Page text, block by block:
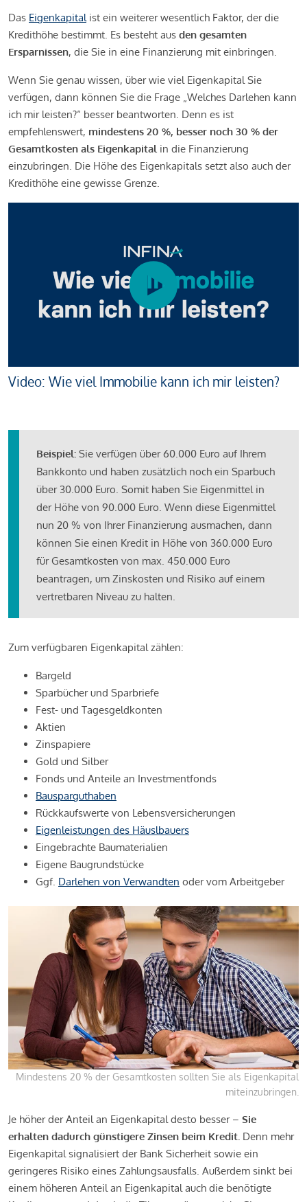
Das Eigenkapitalist ein weiterer wesentlich Faktor, der die
Kredithöhe bestimmt. Es besteht aus den gesamten
Ersparnissen, die Sie in eine Finanzierung mit einbringen.
Wenn Sie genau wissen, über wie viel Eigenkapital Sie
verfügen, dann können Sie die Frage „Welches Darlehen kann
ich mir leisten?“ besser beantworten. Denn es ist
empfehlenswert, mindestens 20 %, besser noch 30 % der
Gesamtkosten als Eigenkapital in die Finanzierung
einzubringen. Die Höhe des Eigenkapitals setzt also auch der
Kredithöhe eine gewisse Grenze.
Video: Wie viel Immobilie kann ich mir leisten?
Beispiel: Sie verfügen über 60.000 Euro auf Ihrem
Bankkonto und haben zusätzlich noch ein Sparbuch
über 30.000 Euro. Somit haben Sie Eigenmittel in
der Höhe von 90.000 Euro. Wenn diese Eigenmittel
nun 20 % von Ihrer Finanzierung ausmachen, dann
können Sie einen Kredit in Höhe von 360.000 Euro
für Gesamtkosten von max. 450.000 Euro
beantragen, um Zinskosten und Risiko auf einem
vertretbaren Niveau zu halten.
Zum verfügbaren Eigenkapital zählen:
Bargeld
Sparbücher und Sparbriefe
Fest- und Tagesgeldkonten
Aktien
Zinspapiere
Gold und Silber
Fonds und Anteile an Investmentfonds
Bausparguthaben
Rückkaufswerte von Lebensversicherungen
Eigenleistungen des Häuslbauers
Eingebrachte Baumaterialien
Eigene Baugrundstücke
Ggf. Darlehen von Verwandten oder vom Arbeitgeber
Mindestens 20 % der Gesamtkosten sollten Sie als Eigenkapital
miteinzubringen.
Je höher der Anteil an Eigenkapital desto besser – Sie
erhalten dadurch günstigere Zinsen beim Kredit. Denn mehr
Eigenkapital signalisiert der Bank Sicherheit sowie ein
geringeres Risiko eines Zahlungsausfalls. Außerdem sinkt bei
einem höheren Anteil an Eigenkapital auch die benötigte